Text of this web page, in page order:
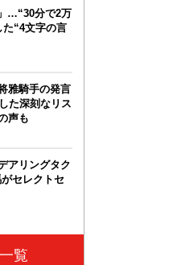
…“30分で2万
“4文字の言
雅騎手の発言
た深刻なリス
声も
アリングタク
セレクトセ
覧